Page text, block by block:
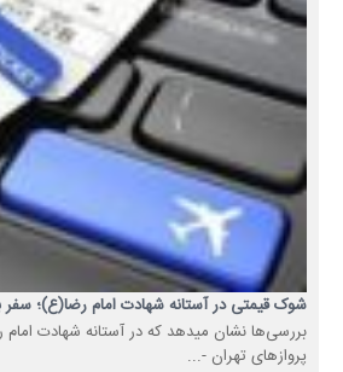
شوک قیمتی در آستانه شهادت امام رضا(ع)؛
بررسی‌ها نشان میدهد که در آستانه شهادت
پروازهای تهران -...